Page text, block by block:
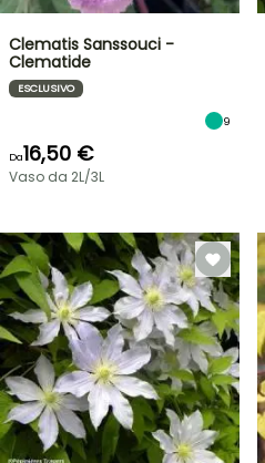
Clematis Sanssouci -
Clematide
ESCLUSIVO
9
Da16,50 €
Vaso da 2L/3L